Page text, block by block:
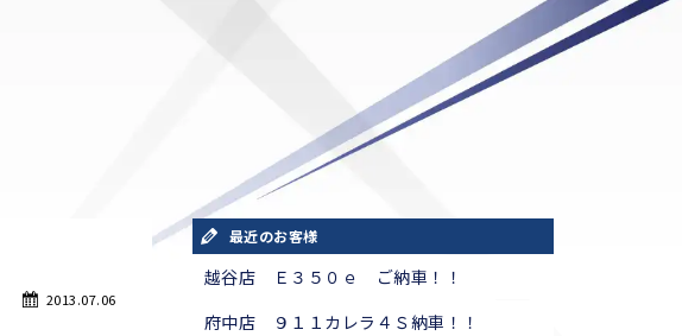
2013.07.06
最近のお客様
越谷店 Ｅ３５０ｅ ご納車！！
府中店 ９１１カレラ４Ｓ納車！！